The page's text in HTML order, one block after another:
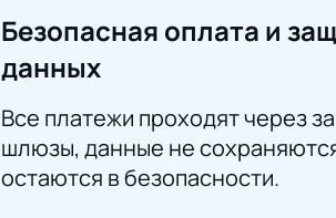
Безопасная оплата и
данных
Все платежи проходят через
шлюзы, данные не
остаются в безопасности.